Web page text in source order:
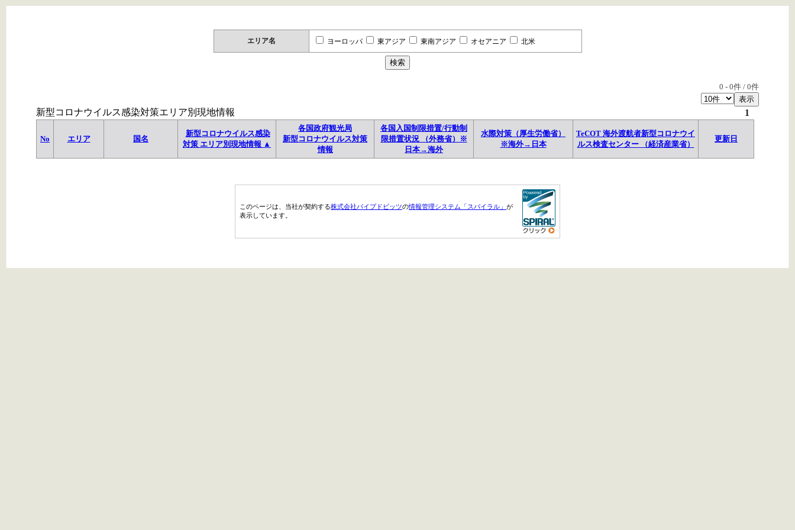
エリア名 ヨーロッパ 東アジア 東南アジア オセアニア 北米
0 - 0件 / 0件
新型コロナウイルス感染対策エリア別現地情報 1
No エリア 国名
新型コロナウイルス感染
対策 エリア別現地情報 ▲
各国政府観光局
新型コロナウイルス対策
情報
各国入国制限措置/行動制
限措置状況 （外務省）※
日本→海外
水際対策（厚生労働省）
※海外→日本
TeCOT 海外渡航者新型コロナウイ
ルス検査センター （経済産業省）
更新日
このページは、当社が契約する株式会社パイプドビッツの情報管理システム「スパイラル」 が
表示しています。